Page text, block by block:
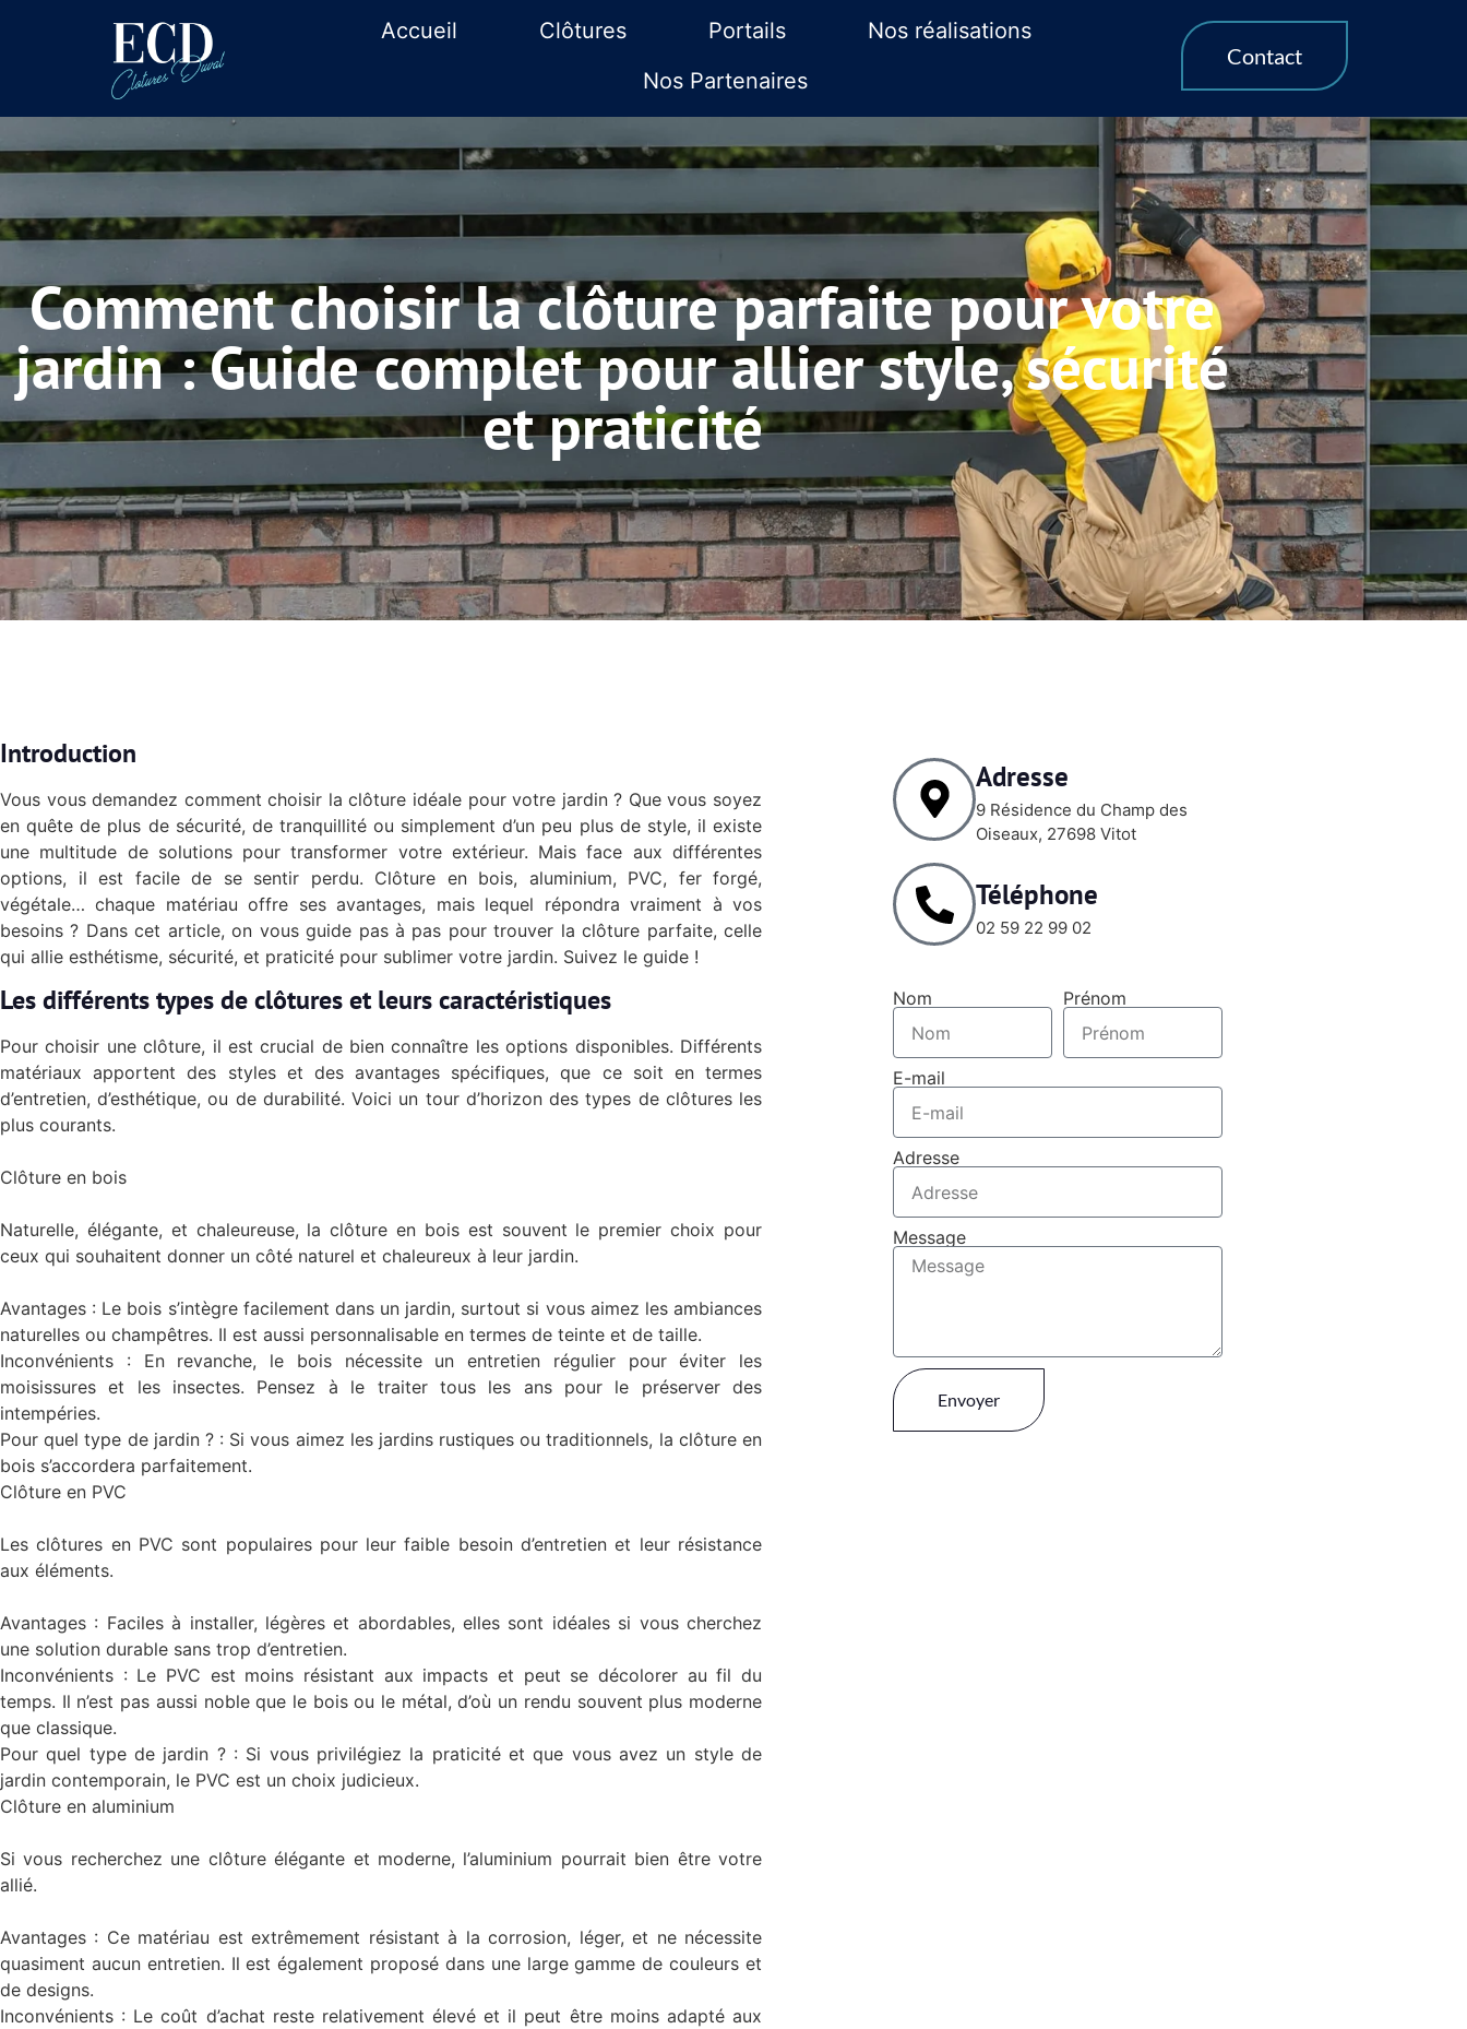
Accueil Clôtures Portails
Nos réalisations
Nos Partenaires
Contact
Comment choisir la clôture parfaite pour votre
jardin : Guide complet pour allier style, sécurité
et praticité
Introduction
Vous vous demandez comment choisir la clôture idéale pour votre jardin ? Que vous soyez
en quête de plus de sécurité, de tranquillité ou simplement d’un peu plus de style, il existe
une multitude de solutions pour transformer votre extérieur. Mais face aux différentes
options, il est facile de se sentir perdu. Clôture en bois, aluminium, PVC, fer forgé,
végétale… chaque matériau offre ses avantages, mais lequel répondra vraiment à vos
besoins ? Dans cet article, on vous guide pas à pas pour trouver la clôture parfaite, celle
qui allie esthétisme, sécurité, et praticité pour sublimer votre jardin. Suivez le guide !
Les différents types de clôtures et leurs caractéristiques
Pour choisir une clôture, il est crucial de bien connaître les options disponibles. Différents
matériaux apportent des styles et des avantages spécifiques, que ce soit en termes
d’entretien, d’esthétique, ou de durabilité. Voici un tour d’horizon des types de clôtures les
plus courants.
Clôture en bois
Naturelle, élégante, et chaleureuse, la clôture en bois est souvent le premier choix pour
ceux qui souhaitent donner un côté naturel et chaleureux à leur jardin.
Avantages : Le bois s’intègre facilement dans un jardin, surtout si vous aimez les ambiances
naturelles ou champêtres. Il est aussi personnalisable en termes de teinte et de taille.
Inconvénients : En revanche, le bois nécessite un entretien régulier pour éviter les
moisissures et les insectes. Pensez à le traiter tous les ans pour le préserver des
intempéries.
Pour quel type de jardin ? : Si vous aimez les jardins rustiques ou traditionnels, la clôture en
bois s’accordera parfaitement.
Clôture en PVC
Les clôtures en PVC sont populaires pour leur faible besoin d’entretien et leur résistance
aux éléments.
Avantages : Faciles à installer, légères et abordables, elles sont idéales si vous cherchez
une solution durable sans trop d’entretien.
Inconvénients : Le PVC est moins résistant aux impacts et peut se décolorer au fil du
temps. Il n’est pas aussi noble que le bois ou le métal, d’où un rendu souvent plus moderne
que classique.
Pour quel type de jardin ? : Si vous privilégiez la praticité et que vous avez un style de
jardin contemporain, le PVC est un choix judicieux.
Clôture en aluminium
Si vous recherchez une clôture élégante et moderne, l’aluminium pourrait bien être votre
allié.
Avantages : Ce matériau est extrêmement résistant à la corrosion, léger, et ne nécessite
quasiment aucun entretien. Il est également proposé dans une large gamme de couleurs et
de designs.
Inconvénients : Le coût d’achat reste relativement élevé et il peut être moins adapté aux
Adresse
9 Résidence du Champ des
Oiseaux, 27698 Vitot
Téléphone
02 59 22 99 02
Nom Prénom
E-mail
Adresse
Message
Envoyer